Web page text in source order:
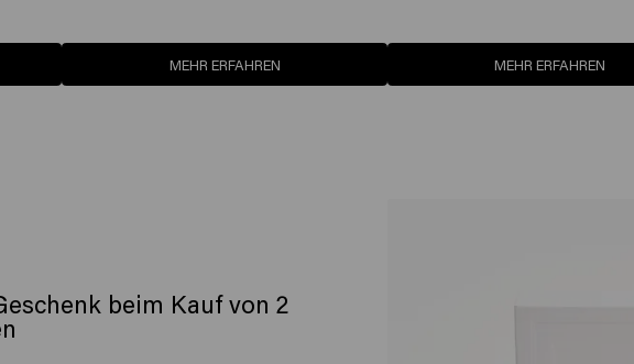
MEHR ERFAHREN MEHR ERFAHREN
beim Kauf von 2